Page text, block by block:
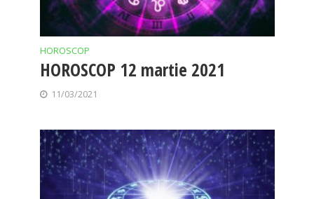
HOROSCOP
HOROSCOP 12 martie 2021
11/03/2021